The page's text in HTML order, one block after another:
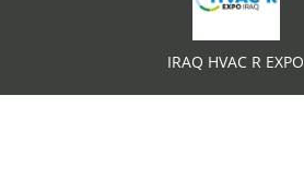
IRAQ HVAC R EXPO